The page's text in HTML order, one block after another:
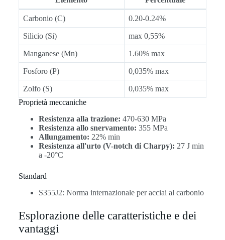
Carbonio (C) 0.20-0.24%
Silicio (Si) max 0,55%
Manganese (Mn) 1.60% max
Fosforo (P) 0,035% max
Zolfo (S)
0,035% max
Proprietà meccaniche
Resistenza alla trazione: 470-630 MPa
Resistenza allo snervamento: 355 MPa
Allungamento: 22% min
Resistenza all'urto (V-notch di Charpy): 27 J min
a -20°C
Standard
S355J2: Norma internazionale per acciai al carbonio
Esplorazione delle caratteristiche e dei
vantaggi